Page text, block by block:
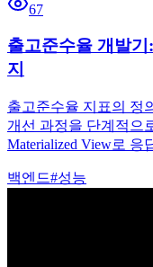
67
출고준수율 개발
지
출고준수율 지표의 정
개선 과정을 단계적으
Materialized View로
백엔드#성능